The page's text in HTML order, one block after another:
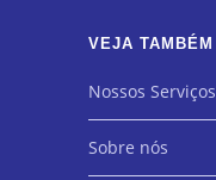
VEJA TAMBÉM
Nossos Serviços
Sobre nós